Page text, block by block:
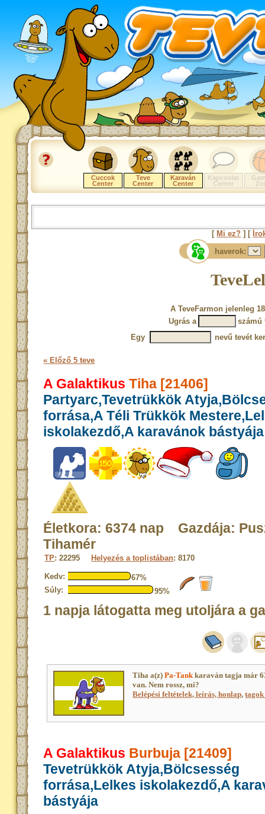
Cuccok
Center
Teve
Center
Karaván
Center
Kapcsolat
Center
[ Mi ez? ] [
haverok:
A TeveFarmon jelenleg
Ugrás a
számú
Egy
nevű tevét
« Előző 5 teve
A Galaktikus Tiha [21406]
Partyarc,Tevetrükkök
forrása,A Téli Trükkök
iskolakezdő,A karavánok bástyája
Életkora: 6374 nap Gazdája:
Tihamér
TP: 22295 Helyezés a toplistában: 8170
Kedv:
67%
Súly:
95%
1 napja látogatta meg utoljára a
Tiha a(z)Pa-Tankkaraván tagja már
van. Nem rossz, mi?
Belépési feltételek, leírás, honlap,
A Galaktikus Burbuja [21409]
Tevetrükkök Atyja,Bölcsesség
forrása,Lelkes iskolakezdő,A
bástyája